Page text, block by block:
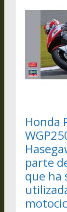
Honda
parte
que ha